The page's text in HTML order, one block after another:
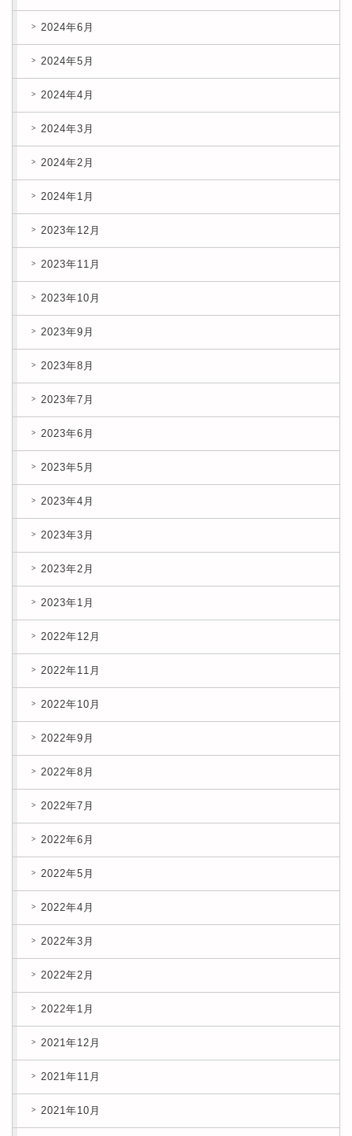
2024年6月
2024年5月
2024年4月
2024年3月
2024年2月
2024年1月
2023年12月
2023年11月
2023年10月
2023年9月
2023年8月
2023年7月
2023年6月
2023年5月
2023年4月
2023年3月
2023年2月
2023年1月
2022年12月
2022年11月
2022年10月
2022年9月
2022年8月
2022年7月
2022年6月
2022年5月
2022年4月
2022年3月
2022年2月
2022年1月
2021年12月
2021年11月
2021年10月